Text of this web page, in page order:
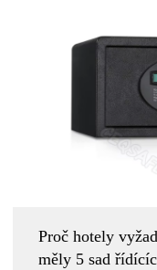
Proč hotely
měly 5 sad